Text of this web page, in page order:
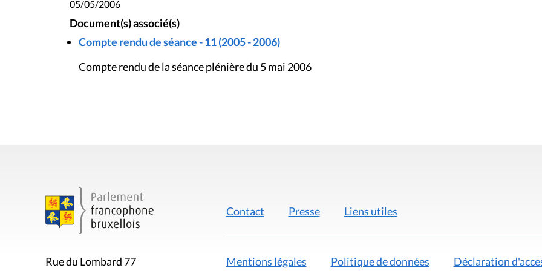
05/05/2006
Document(s) associé(s)
Compte rendu de séance - 11 (2005 - 2006)
Compte rendu de la séance plénière du 5 mai 2006
Rue du Lombard 77
Contact Presse Liens utiles
Mentions légales Politique de données Déclaration